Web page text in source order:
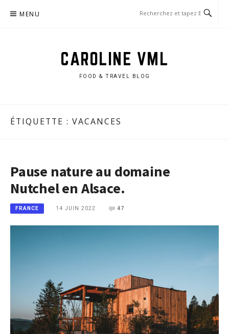
MENU
CAROLINE VML
FOOD & TRAVEL BLOG
ÉTIQUETTE : VACANCES
Pause nature au domaine
Nutchel en Alsace.
FRANCE 14 JUIN 2022 47